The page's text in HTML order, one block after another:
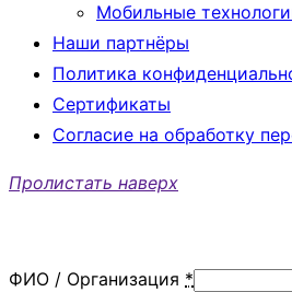
Мобильные
Наши партнёры
Политика
Сертификаты
Согласие на обработку
Пролистать наверх
ФИО / Организация *